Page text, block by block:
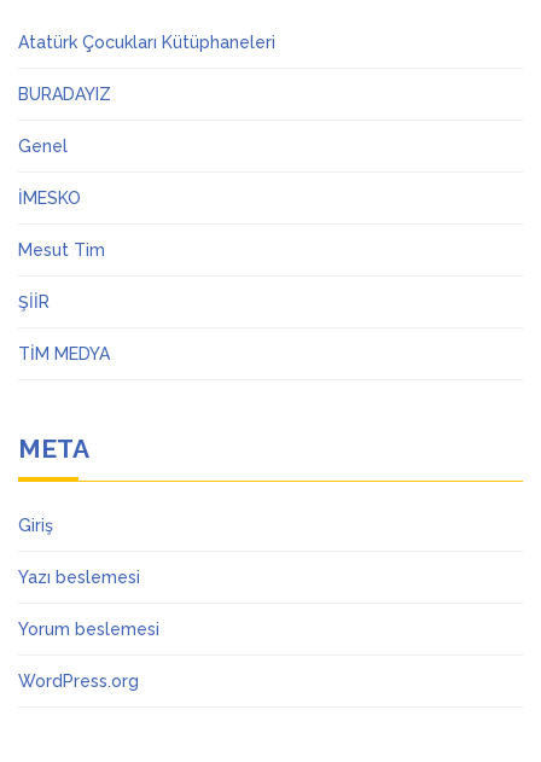
Atatürk Çocukları Kütüphaneleri
BURADAYIZ
Genel
İMESKO
Mesut Tim
ŞİİR
TİM MEDYA
META
Giriş
Yazı beslemesi
Yorum beslemesi
WordPress.org